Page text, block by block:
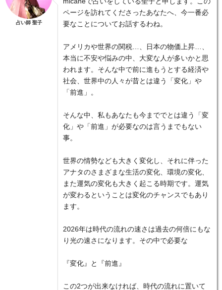
占い師 聖子
ページを訪れてくださったあなたへ、今一番必
要なことについてお話するわね。
アメリカや世界の関税…、日本の物価上昇…、
本当に不安や悩みの中、大変な人が多いかと思
われます。そんな中で前に進もうとする経済や
社会、世界中の人々が昔とは違う「変化」や
「前進」。
そんな中、私もあなたも今まででとは違う「変
化」や「前進」が必要なのは言うまでもない
事。
世界の情勢なども大きく変化し、それに伴った
アナタのさまざまな生活の変化、環境の変化、
また運気の変化も大きく起こる時期です。運気
が変わるということは変化のチャンスでもあり
ます。
2026年は時代の流れの速さは過去の何倍にもな
り光の速さになります。その中で必要な
『変化』と『前進』
この2つが出来なければ、時代の流れに置いて